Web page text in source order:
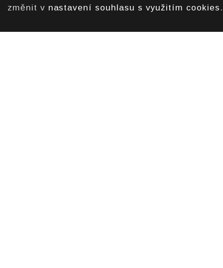
změnit v nastavení souhlasu s využitím cookies .